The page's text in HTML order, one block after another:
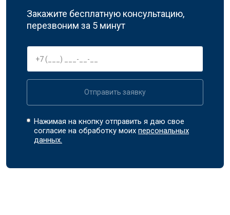
Закажите бесплатную консультацию,
перезвоним за 5 минут
Отправить заявку
Нажимая на кнопку отправить я даю свое
согласие на обработку моихперсональных
данных.